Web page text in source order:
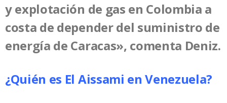
y explotación de gas en Colombia a
costa de depender del suministro de
energía de Caracas», comenta Deniz.
¿Quién es El Aissami en Venezuela?